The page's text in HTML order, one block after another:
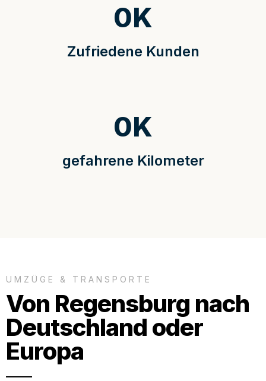
Zufriedene Kunden
0K
gefahrene Kilometer
0K
UMZÜGE & TRANSPORTE
Von Regensburg nach
Deutschland oder
Europa